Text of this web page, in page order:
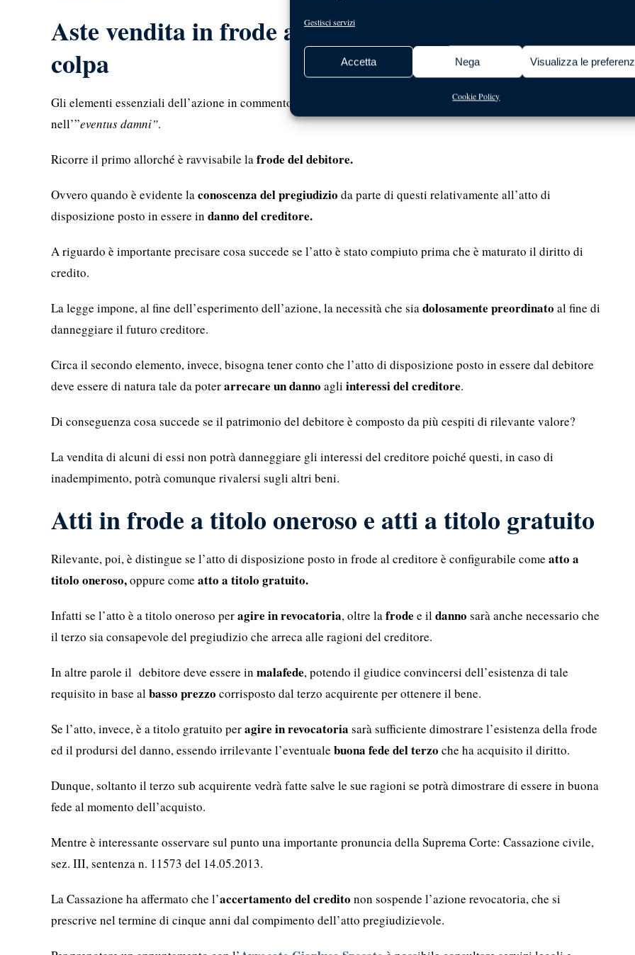
Gestisci servizi
Accetta Nega Visualizza le
Cookie Policy
Aste vendita in frode ai creditori: l’elemento della
colpa
Gli elementi essenziali dell’azione in commento tradizionalmente vengono ravvisati nel “consilium fraudis”
nell’”eventus damni”.
Ricorre il primo allorché è ravvisabile lafrode del debitore.
Ovvero quando è evidente laconoscenza del pregiudizio da parte di questi relativamente all’atto di
disposizione posto in essere in danno del creditore.
A riguardo è importante precisare cosa succede se l’atto è stato compiuto prima che è maturato il diritto di
credito.
La legge impone, al fine dell’esperimento dell’azione, la necessità che siadolosamente preordinato al fine di
danneggiare il futuro creditore.
Circa il secondo elemento, invece, bisogna tener conto che l’atto di disposizione posto in essere dal debitore
deve essere di natura tale da poterarrecare un danno agli interessi del creditore.
Di conseguenza cosa succede se il patrimonio del debitore è composto da più cespiti di rilevante valore?
La vendita di alcuni di essi non potrà danneggiare gli interessi del creditore poiché questi, in caso di
inadempimento, potrà comunque rivalersi sugli altri beni.
Atti in frode a titolo oneroso e atti a titolo gratuito
Rilevante, poi, è distingue se l’atto di disposizione posto in frode al creditore è configurabile come atto a
titolo oneroso,oppure come atto a titolo gratuito.
Infatti se l’atto è a titolo oneroso peragire in revocatoria, oltre lafrode e ildanno sarà anche necessario che
il terzo sia consapevole del pregiudizio che arreca alle ragioni del creditore.
In altre parole il debitore deve essere in malafede, potendo il giudice convincersi dell’esistenza di tale
requisito in base albasso prezzo corrisposto dal terzo acquirente per ottenere il bene.
Se l’atto, invece, è a titolo gratuito peragire in revocatoria sarà sufficiente dimostrare l’esistenza della frode
ed il prodursi del danno, essendo irrilevante l’eventuale buona fede del terzo che ha acquisito il diritto.
Dunque, soltanto il terzo sub acquirente vedrà fatte salve le sue ragioni se potrà dimostrare di essere in buona
fede al momento dell’acquisto.
Mentre è interessante osservare sul punto una importante pronuncia della Suprema Corte: Cassazione civile,
sez. III, sentenza n. 11573 del 14.05.2013.
La Cassazione ha affermato che l’accertamento del credito non sospende l’azione revocatoria, che si
prescrive nel termine di cinque anni dal compimento dell’atto pregiudizievole.